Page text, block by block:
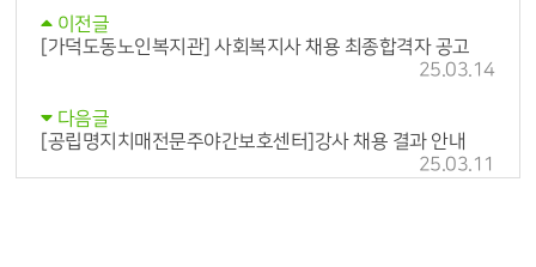
이전글
[가덕도동노인복지관] 사회복지사 채용 최종합격자 공고
25.03.14
다음글
[공립명지치매전문주야간보호센터]강사 채용 결과 안내
25.03.11